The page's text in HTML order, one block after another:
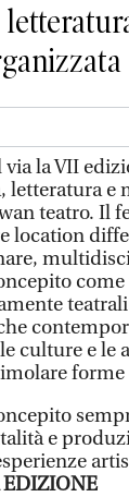
via la VII
letteratura e
teatro. Il
location
culture e le
forme
e
EDIZIONE